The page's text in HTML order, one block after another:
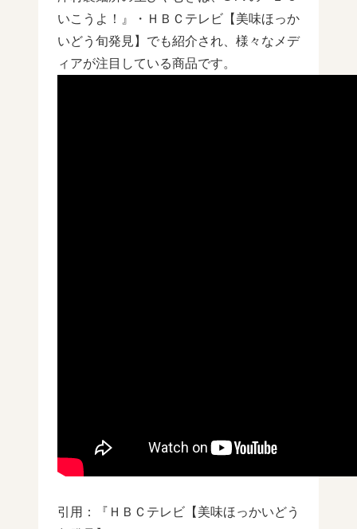
いこうよ！』・ＨＢＣテレビ【美味ほっか
いどう旬発見】でも紹介され、様々なメデ
ィアが注目している商品です。
引用：『ＨＢＣテレビ【美味ほっかいどう